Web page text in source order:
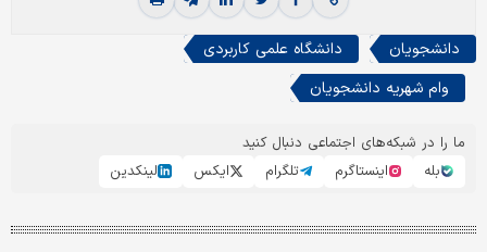
دانشجویان
دانشگاه علمی کاربردی
وام شهریه دانشجویان
ما را در شبکه‌های اجتماعی دنبال کنید
بله
اینستاگرم تلگرام ایکس لینکدین